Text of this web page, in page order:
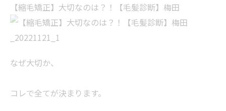
【縮毛矯正】大切なのは？！【毛髪診断】梅田
なぜ大切か、
コレで全てが決まります。